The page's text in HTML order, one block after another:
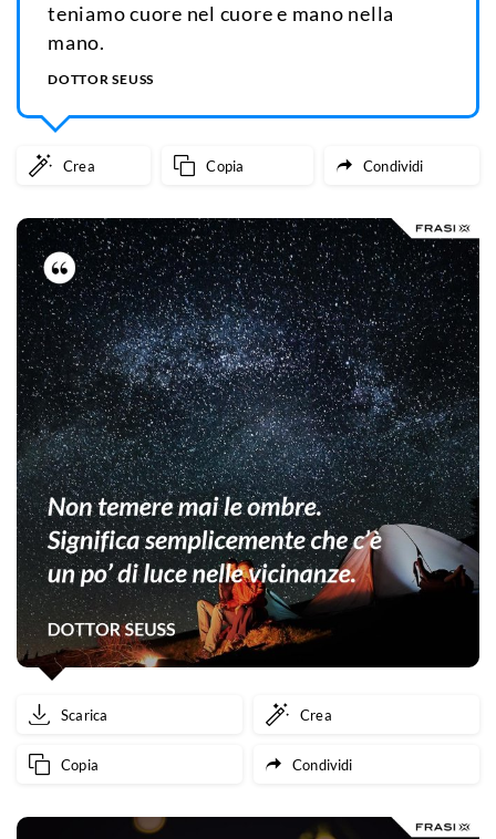
teniamo cuore nel cuore e mano nella
mano.
DOTTOR SEUSS
Crea Copia Condividi
Scarica Crea
Copia Condividi